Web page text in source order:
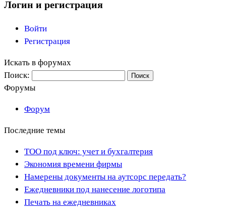
Логин и регистрация
Войти
Регистрация
Искать в форумах
Поиск:
Форумы
Форум
Последние темы
ТОО под ключ: учет и бухгалтерия
Экономия времени фирмы
Намерены документы на аутсорс передать?
Ежедневники под нанесение логотипа
Печать на ежедневниках